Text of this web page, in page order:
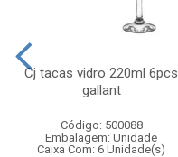
Cj tacas vidro 220ml 6pcs
gallant
Código: 500088
Embalagem: Unidade
Caixa Com: 6 Unidade(s)